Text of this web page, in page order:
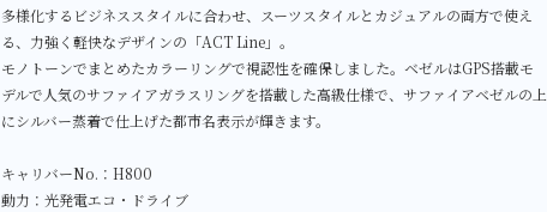
多様化するビジネススタイルに合わせ、スーツスタイルとカジュアルの両方で使え
る、力強く軽快なデザインの「ACT Line」。
モノトーンでまとめたカラーリングで視認性を確保しました。ベゼルはGPS搭載モ
デルで人気のサファイアガラスリングを搭載した高級仕様で、サファイアベゼルの上
にシルバー蒸着で仕上げた都市名表示が輝きます。
キャリバーNo.：H800
動力：光発電エコ・ドライブ